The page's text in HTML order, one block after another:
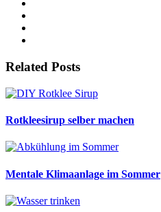
Related Posts
Rotkleesirup selber machen
Mentale Klimaanlage im Sommer